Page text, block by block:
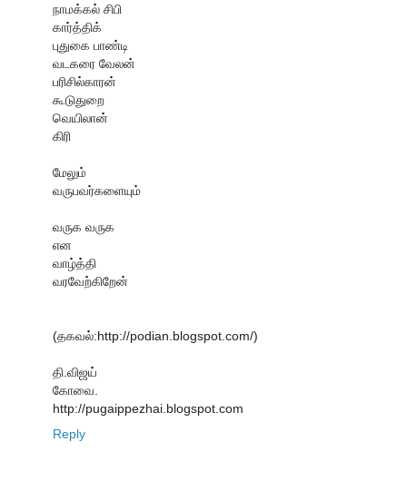
நாமக்கல் சிபி
கார்த்திக்
புதுகை பாண்டி
வடகரை வேலன்
பரிசில்காரன்
கூடுதுறை
வெயிலான்
கிரி
மேலும்
வருபவர்களையும்
வருக வருக
என
வாழ்த்தி
வரவேற்கிறேன்
(தகவல்:http://podian.blogspot.com/)
தி.விஜய்
கோவை.
http://pugaippezhai.blogspot.com
Reply